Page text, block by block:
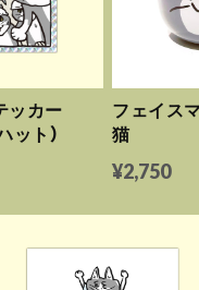
ッカー
ット）
フェイス
猫
¥2,750